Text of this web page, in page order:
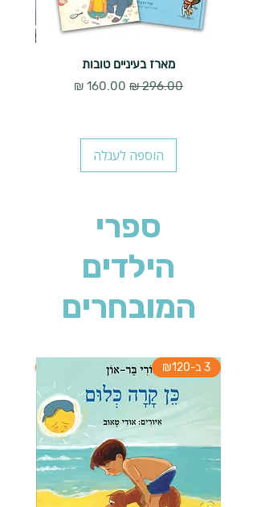
מארז בעיניים טובות
מחיר רגיל
מחיר מבצע
הוספה לעגלה
ספרי
הילדים
המובחרים
3 ב-₪120